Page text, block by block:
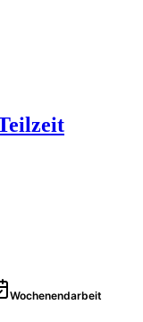
Wochenendarbeit